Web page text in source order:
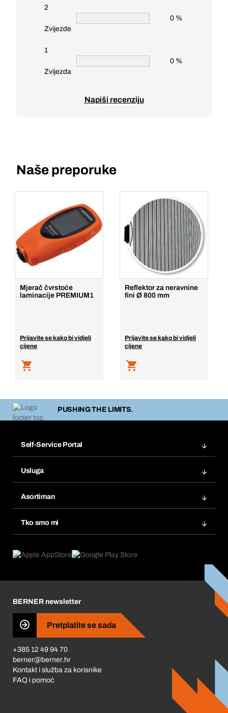
2
Zvijezde
0 %
1
Zvijezda
0 %
Napiši recenziju
Naše preporuke
Mjerač čvrstoće
laminacije PREMIUM1
Prijavite se kako bi vidjeli
cijene
Reflektor za neravnine
fini Ø 800 mm
Prijavite se kako bi vidjeli
cijene
PUSHING THE LIMITS.
Self-Service Portal
Popisi želja
Ponovno naručivanje
Pretplate
Usluga
Tražitelji proizvoda
Asortiman
Tko smo mi
Što nas pokreće
Business Conduct
BERNER newsletter
Pretplatite se sada
+385 12 49 94 70
berner@berner.hr
Kontakt i služba za korisnike
FAQ i pomoć